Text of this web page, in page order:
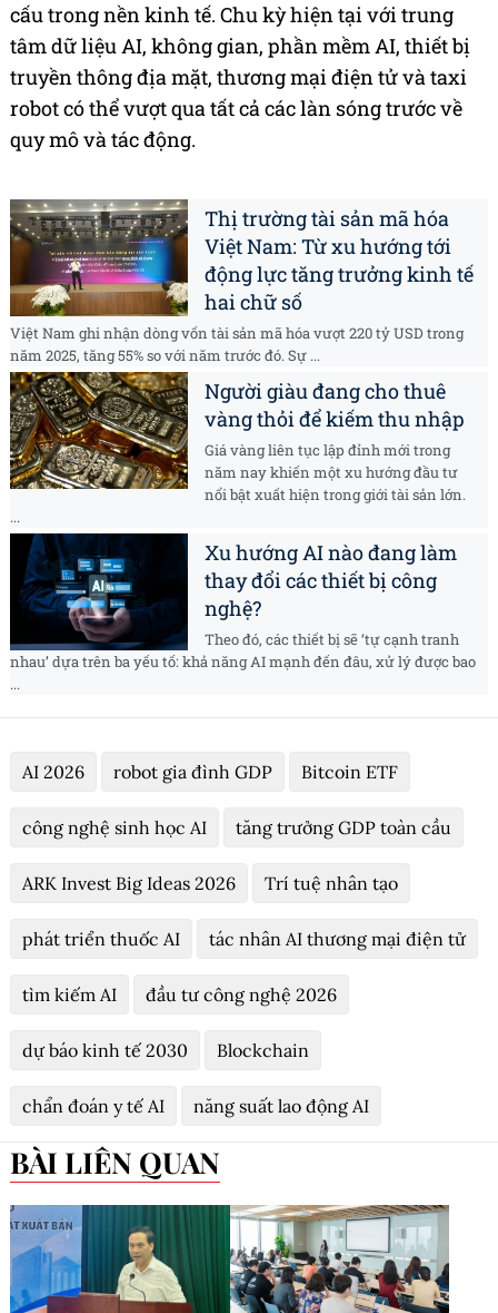
cấu trong nền kinh tế. Chu kỳ hiện tại với trung
tâm dữ liệu AI, không gian, phần mềm AI, thiết bị
truyền thông địa mặt, thương mại điện tử và taxi
robot có thể vượt qua tất cả các làn sóng trước về
quy mô và tác động.
Thị trường tài sản mã hóa
Việt Nam: Từ xu hướng tới
động lực tăng trưởng kinh tế
hai chữ số
Việt Nam ghi nhận dòng vốn tài sản mã hóa vượt 220 tỷ USD trong
năm 2025, tăng 55% so với năm trước đó. Sự ...
Người giàu đang cho thuê
vàng thỏi để kiếm thu nhập
Giá vàng liên tục lập đỉnh mới trong
năm nay khiến một xu hướng đầu tư
nổi bật xuất hiện trong giới tài sản lớn.
...
Xu hướng AI nào đang làm
thay đổi các thiết bị công
nghệ?
Theo đó, các thiết bị sẽ ‘tự cạnh tranh
nhau’ dựa trên ba yếu tố: khả năng AI mạnh đến đâu, xử lý được bao
...
AI 2026 robot gia đình GDP Bitcoin ETF
công nghệ sinh học AI tăng trưởng GDP toàn cầu
ARK Invest Big Ideas 2026 Trí tuệ nhân tạo
phát triển thuốc AI tác nhân AI thương mại điện tử
tìm kiếm AI đầu tư công nghệ 2026
dự báo kinh tế 2030 Blockchain
chẩn đoán y tế AI năng suất lao động AI
BÀI LIÊN QUAN